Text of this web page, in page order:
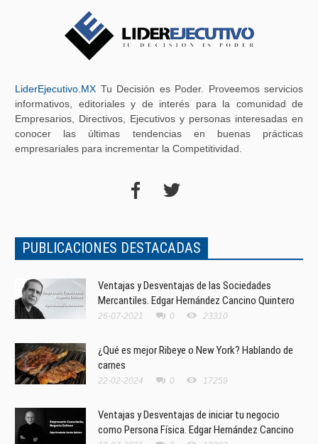
LiderEjecutivo.MX Tu Decisión es Poder. Proveemos servicios
informativos, editoriales y de interés para la comunidad de
Empresarios, Directivos, Ejecutivos y personas interesadas en
conocer las últimas tendencias en buenas prácticas
empresariales para incrementar la Competitividad.
PUBLICACIONES DESTACADAS
Ventajas y Desventajas de las Sociedades
Mercantiles. Edgar Hernández Cancino Quintero
26-07-2021 0 23310
¿Qué es mejor Ribeye o New York? Hablando de
carnes
22-02-2024 0 17259
Ventajas y Desventajas de iniciar tu negocio
como Persona Física. Edgar Hernández Cancino